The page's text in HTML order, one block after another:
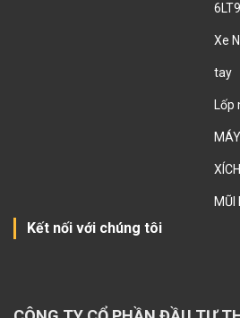
Xe
tay
MŨI
Kết nối với chúng tôi